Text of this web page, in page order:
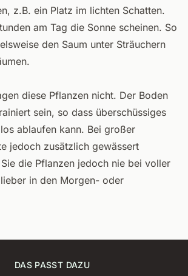
z.B. ein Platz im lichten Schatten.
am Tag die Sonne scheinen. So
den Saum unter Sträuchern
diese Pflanzen nicht. Der Boden
sein, so dass überschüssiges
ablaufen kann. Bei großer
jedoch zusätzlich gewässert
die Pflanzen jedoch nie bei voller
in den Morgen- oder
DAS PASST DAZU